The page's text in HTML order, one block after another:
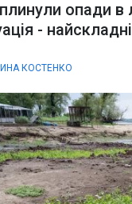
опади в
-
КОСТЕНКО